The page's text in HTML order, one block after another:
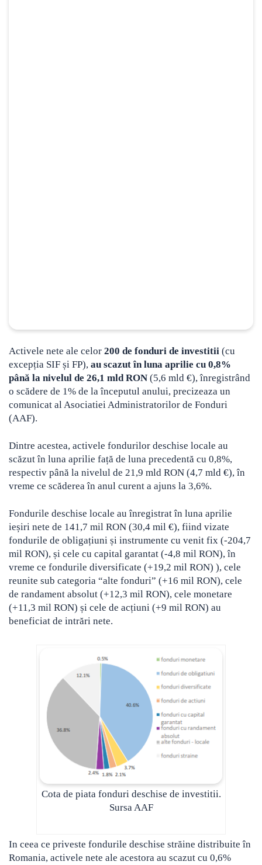
Activele nete ale celor 200 de fonduri de investitii (cu
excepția SIF și FP), au scazut în luna aprilie cu 0,8%
până la nivelul de 26,1 mld RON (5,6 mld €), înregistrând
o scădere de 1% de la începutul anului, precizeaza un
comunicat al Asociatiei Administratorilor de Fonduri
(AAF).
Dintre acestea, activele fondurilor deschise locale au
scăzut în luna aprilie față de luna precedentă cu 0,8%,
respectiv până la nivelul de 21,9 mld RON (4,7 mld €), în
vreme ce scăderea în anul curent a ajuns la 3,6%.
Fondurile deschise locale au înregistrat în luna aprilie
ieșiri nete de 141,7 mil RON (30,4 mil €), fiind vizate
fondurile de obligațiuni și instrumente cu venit fix (-204,7
mil RON), și cele cu capital garantat (-4,8 mil RON), în
vreme ce fondurile diversificate (+19,2 mil RON) ), cele
reunite sub categoria “alte fonduri” (+16 mil RON), cele
de randament absolut (+12,3 mil RON), cele monetare
(+11,3 mil RON) și cele de acțiuni (+9 mil RON) au
beneficiat de intrări nete.
Cota de piata fonduri deschise de investitii.
Sursa AAF
In ceea ce priveste fondurile deschise străine distribuite în
Romania, activele nete ale acestora au scazut cu 0,6%